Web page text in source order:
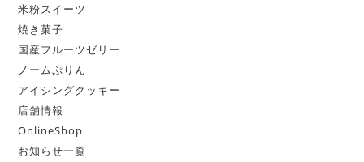
米粉スイーツ
焼き菓子
国産フルーツゼリー
ノームぷりん
アイシングクッキー
店舗情報
OnlineShop
お知らせ一覧